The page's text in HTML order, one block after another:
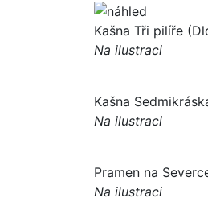
Kašna Tři pilíře
Na ilustraci
Kašna
Na ilustraci
Pramen na
Na ilustraci